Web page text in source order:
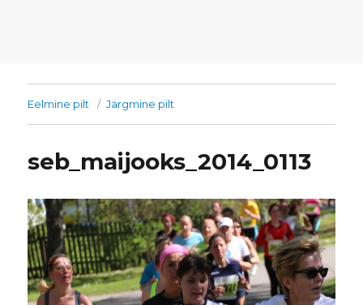
Eelmine pilt Järgmine pilt
seb_maijooks_2014_0113